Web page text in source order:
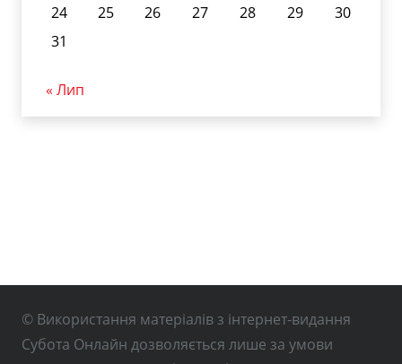
24
25 26 27 28 29
30
31
« Лип
© Використання матеріалів з інтернет-видання
Субота Онлайн дозволяється лише за умови